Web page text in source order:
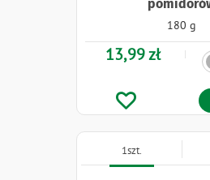
180 g
13,99 zł
1szt.